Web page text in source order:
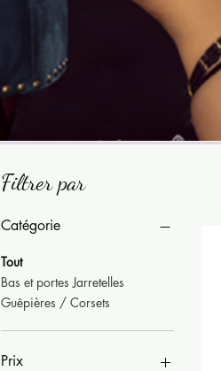
Filtrer par
Catégorie
Tout
Bas et portes Jarretelles
Guêpières / Corsets
Prix